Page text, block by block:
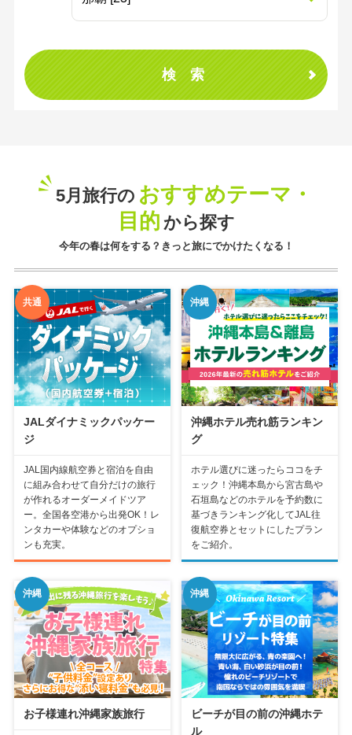
検索
5月旅行の おすすめテーマ・
目的 から探す
今年の春は何をする？きっと旅にでかけたくなる！
共通
JALダイナミックパッケー
ジ
JAL国内線航空券と宿泊を自由
に組み合わせて自分だけの旅行
が作れるオーダーメイドツア
ー。全国各空港から出発OK！レ
ンタカーや体験などのオプショ
ンも充実。
沖縄
沖縄ホテル売れ筋ランキン
グ
ホテル選びに迷ったらココをチ
ェック！沖縄本島から宮古島や
石垣島などのホテルを予約数に
基づきランキング化してJAL往
復航空券とセットにしたプラン
をご紹介。
沖縄
お子様連れ沖縄家族旅行
沖縄
ビーチが目の前の沖縄ホテ
ル